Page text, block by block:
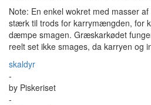
Note: En enkel wokret med masser
stærk til trods for karrymængden, for
dæmpe smagen. Græskarkødet
reelt set ikke smages, da karryen og
skaldyr
-
by Piskeriset
-